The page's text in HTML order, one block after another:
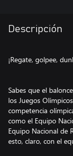
Descripción
¡Regate, golpee,
Sabes que el
los Juegos
competencia
como el Equipo
Equipo Nacional de
esto, claro, con el